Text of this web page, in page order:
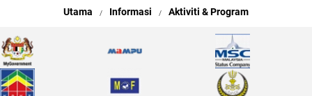
Utama Informasi Aktiviti & Program